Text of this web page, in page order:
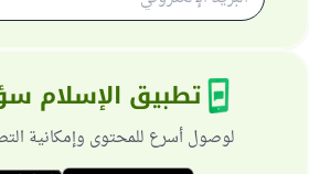
تطبيق الإسلام
لوصول أسرع للمحتوى وإمكانية